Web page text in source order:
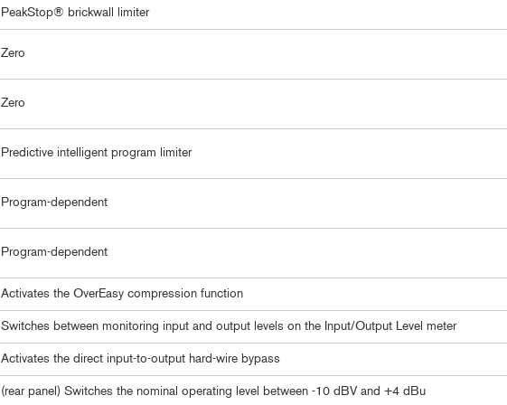
PeakStop® brickwall limiter
Zero
Zero
Predictive intelligent program limiter
Program-dependent
Program-dependent
Activates the OverEasy compression function
Switches between monitoring input and output levels on the Input/Output Level meter
Activates the direct input-to-output hard-wire bypass
(rear panel) Switches the nominal operating level between -10 dBV and +4 dBu